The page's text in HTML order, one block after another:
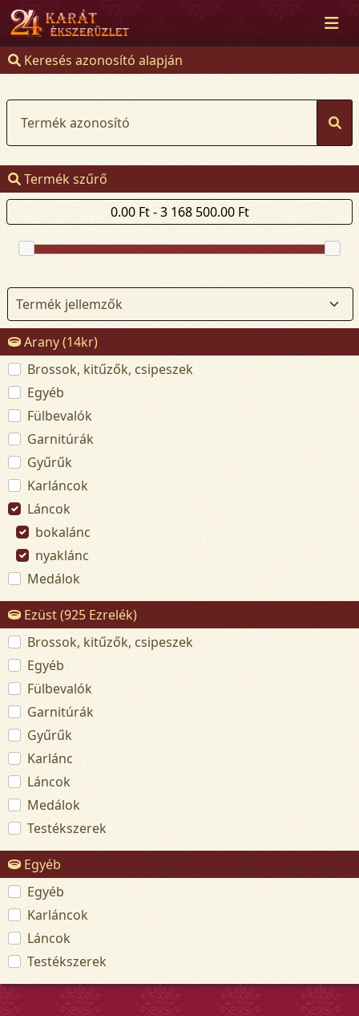
Keresés azonosító alapján
Termék azonosító
Termék szűrő
Arany (14kr)
Brossok, kitűzők, csipeszek
Egyéb
Fülbevalók
Garnitúrák
Gyűrűk
Karláncok
Láncok
bokalánc
nyaklánc
Medálok
Ezüst (925 Ezrelék)
Brossok, kitűzők, csipeszek
Egyéb
Fülbevalók
Garnitúrák
Gyűrűk
Karlánc
Láncok
Medálok
Testékszerek
Egyéb
Egyéb
Karláncok
Láncok
Testékszerek